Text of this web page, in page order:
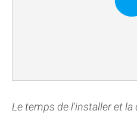
Le temps de l'installer et